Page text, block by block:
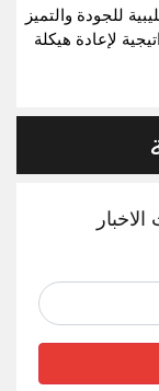
للجودة والتميز
لإعادة هيكلة